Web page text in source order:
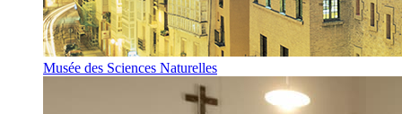
Musée des Sciences Naturelles